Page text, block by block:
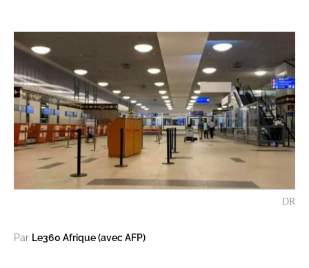
DR
Par Le360 Afrique (avec AFP)